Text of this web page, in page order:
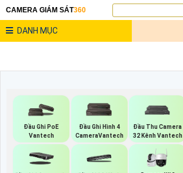
CAMERA GIÁM SÁT360
DANH MỤC
Đầu Ghi PoE
Vantech
Đầu Ghi Hình 4
CameraVantech
Đầu Thu Camera
32 Kênh Vantech